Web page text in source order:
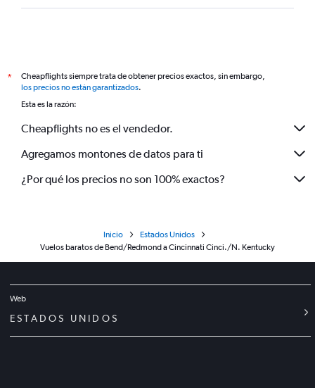
*
Cheapflights siempre trata de obtener precios exactos, sin embargo,
los precios no están garantizados.
Esta es la razón:
Cheapflights no es el vendedor.
Agregamos montones de datos para ti
¿Por qué los precios no son 100% exactos?
Inicio
Estados Unidos
Vuelos baratos de Bend/Redmond a Cincinnati Cinci./N. Kentucky
Web
ESTADOS UNIDOS